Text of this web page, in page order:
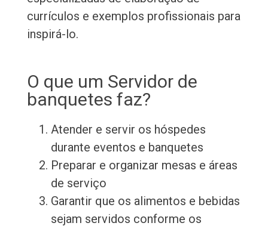
currículos e exemplos profissionais para
inspirá-lo.
O que um Servidor de
banquetes faz?
Atender e servir os hóspedes
durante eventos e banquetes
Preparar e organizar mesas e áreas
de serviço
Garantir que os alimentos e bebidas
sejam servidos conforme os